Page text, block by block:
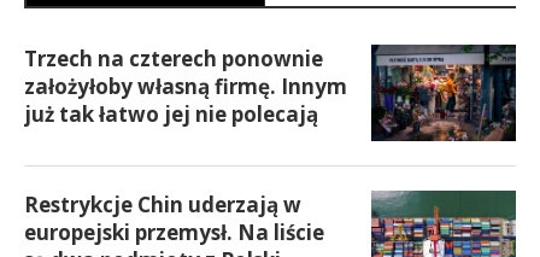
Trzech na czterech ponownie
założyłoby własną firmę. Innym
już tak łatwo jej nie polecają
Restrykcje Chin uderzają w
europejski przemysł. Na liście